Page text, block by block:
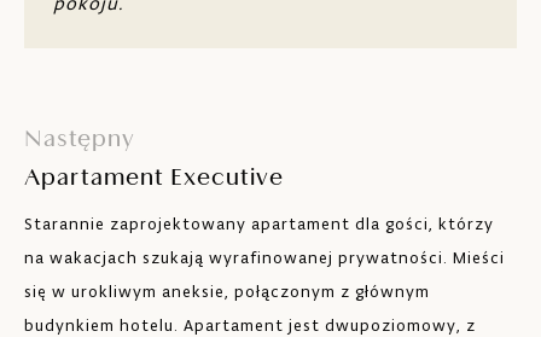
Następny
Apartament Executive
Starannie zaprojektowany apartament dla gości, którzy
na wakacjach szukają wyrafinowanej prywatności. Mieści
się w urokliwym aneksie, połączonym z głównym
budynkiem hotelu. Apartament jest dwupoziomowy, z